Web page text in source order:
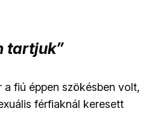
tartjuk”
fiú éppen szökésben volt,
férfiaknál keresett